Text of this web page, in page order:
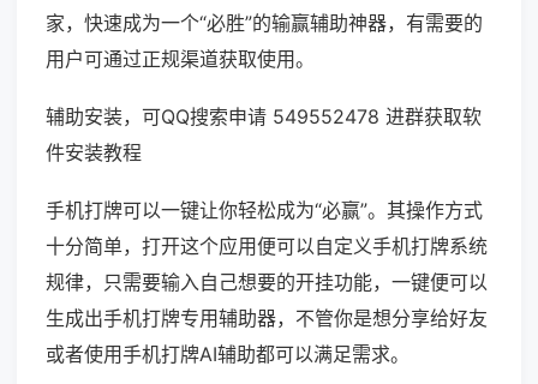
家，快速成为一个“必胜”的输赢辅助神器，有需要的
用户可通过正规渠道获取使用。
辅助安装，可QQ搜索申请 549552478 进群获取软
件安装教程
手机打牌可以一键让你轻松成为“必赢”。其操作方式
十分简单，打开这个应用便可以自定义手机打牌系统
规律，只需要输入自己想要的开挂功能，一键便可以
生成出手机打牌专用辅助器，不管你是想分享给好友
或者使用手机打牌AI辅助都可以满足需求。